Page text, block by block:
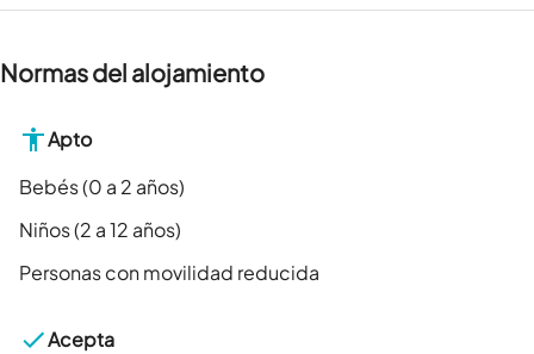
Normas del alojamiento
Apto
Bebés (0 a 2 años)
Niños (2 a 12 años)
Personas con movilidad reducida
Acepta